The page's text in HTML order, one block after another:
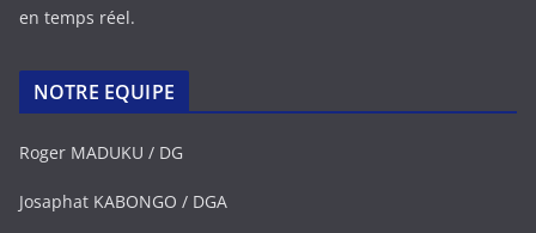
en temps réel.
NOTRE EQUIPE
Roger MADUKU / DG
Josaphat KABONGO / DGA